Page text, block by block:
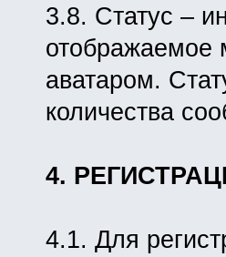
3.8. Статус –
отображаемое
аватаром.
количества
4.
4.1. Для